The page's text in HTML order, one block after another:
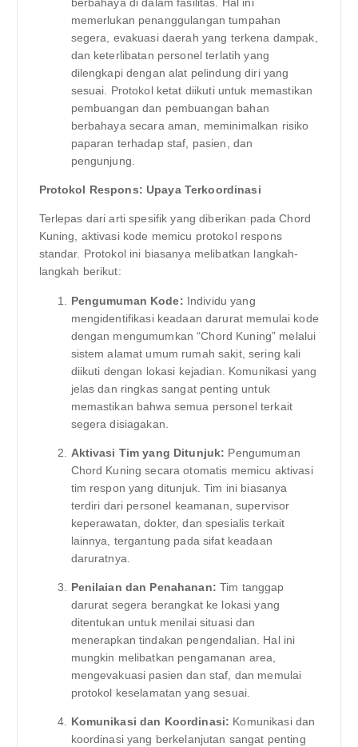
berbahaya di dalam fasilitas. Hal ini
memerlukan penanggulangan tumpahan
segera, evakuasi daerah yang terkena dampak,
dan keterlibatan personel terlatih yang
dilengkapi dengan alat pelindung diri yang
sesuai. Protokol ketat diikuti untuk memastikan
pembuangan dan pembuangan bahan
berbahaya secara aman, meminimalkan risiko
paparan terhadap staf, pasien, dan
pengunjung.
Protokol Respons: Upaya Terkoordinasi
Terlepas dari arti spesifik yang diberikan pada Chord
Kuning, aktivasi kode memicu protokol respons
standar. Protokol ini biasanya melibatkan langkah-
langkah berikut:
Pengumuman Kode: Individu yang
mengidentifikasi keadaan darurat memulai kode
dengan mengumumkan “Chord Kuning” melalui
sistem alamat umum rumah sakit, sering kali
diikuti dengan lokasi kejadian. Komunikasi yang
jelas dan ringkas sangat penting untuk
memastikan bahwa semua personel terkait
segera disiagakan.
Aktivasi Tim yang Ditunjuk: Pengumuman
Chord Kuning secara otomatis memicu aktivasi
tim respon yang ditunjuk. Tim ini biasanya
terdiri dari personel keamanan, supervisor
keperawatan, dokter, dan spesialis terkait
lainnya, tergantung pada sifat keadaan
daruratnya.
Penilaian dan Penahanan: Tim tanggap
darurat segera berangkat ke lokasi yang
ditentukan untuk menilai situasi dan
menerapkan tindakan pengendalian. Hal ini
mungkin melibatkan pengamanan area,
mengevakuasi pasien dan staf, dan memulai
protokol keselamatan yang sesuai.
Komunikasi dan Koordinasi: Komunikasi dan
koordinasi yang berkelanjutan sangat penting